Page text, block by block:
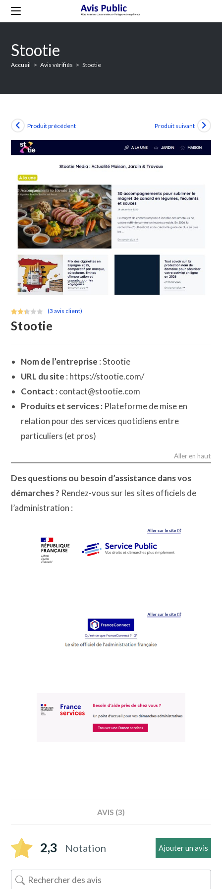
Skip
Stootie
Accueil > Avis vérifiés > Stootie
Produit précédent Produit suivant
Noté
2.33
basé
3
notati
client
(3 avis client)
Stootie
Nom de l’entreprise : Stootie
URL du site : https://stootie.com/
Contact : contact@stootie.com
Produits et services : Plateforme de mise en
relation pour des services quotidiens entre
particuliers (et pros)
Aller en haut
Des questions ou besoin d’assistance dans vos
démarches ? Rendez-vous sur les sites officiels de
l’administration :
AVIS (3)
2,3 Notation Ajouter un avis